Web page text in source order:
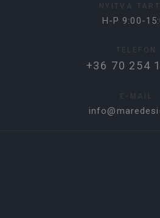
H-P 9:00-
+36 70 254